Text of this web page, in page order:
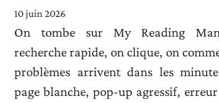
10 juin 2026
On tombe sur My Reading
recherche rapide, on clique, on
problèmes arrivent dans les
page blanche, pop-up agressif,